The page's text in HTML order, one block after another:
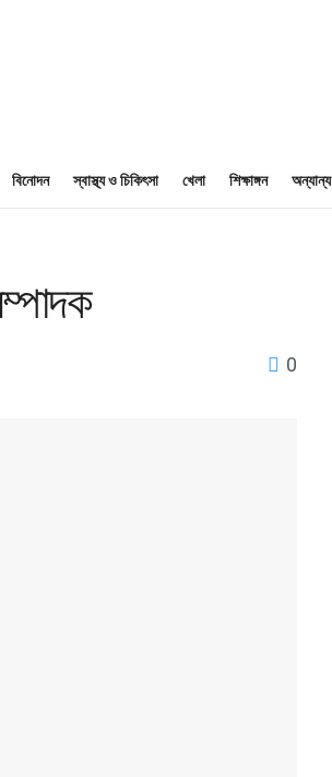
বিনোদন স্বাস্থ্য ও চিকিৎসা খেলা শিক্ষাঙ্গন অন্যান্য
0